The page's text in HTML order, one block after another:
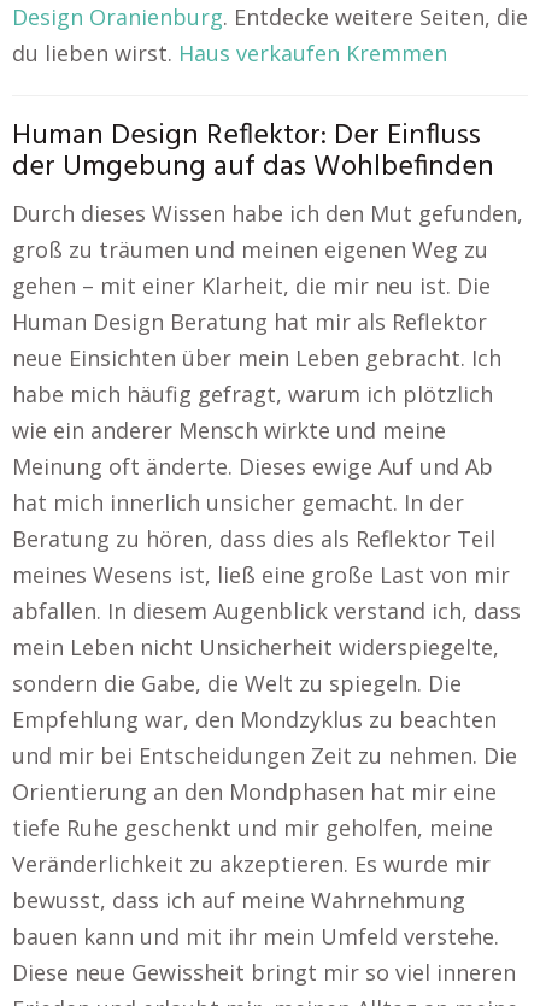
Design Oranienburg. Entdecke weitere Seiten, die
du lieben wirst. Haus verkaufen Kremmen
Human Design Reflektor: Der Einfluss
der Umgebung auf das Wohlbefinden
Durch dieses Wissen habe ich den Mut gefunden,
groß zu träumen und meinen eigenen Weg zu
gehen – mit einer Klarheit, die mir neu ist. Die
Human Design Beratung hat mir als Reflektor
neue Einsichten über mein Leben gebracht. Ich
habe mich häufig gefragt, warum ich plötzlich
wie ein anderer Mensch wirkte und meine
Meinung oft änderte. Dieses ewige Auf und Ab
hat mich innerlich unsicher gemacht. In der
Beratung zu hören, dass dies als Reflektor Teil
meines Wesens ist, ließ eine große Last von mir
abfallen. In diesem Augenblick verstand ich, dass
mein Leben nicht Unsicherheit widerspiegelte,
sondern die Gabe, die Welt zu spiegeln. Die
Empfehlung war, den Mondzyklus zu beachten
und mir bei Entscheidungen Zeit zu nehmen. Die
Orientierung an den Mondphasen hat mir eine
tiefe Ruhe geschenkt und mir geholfen, meine
Veränderlichkeit zu akzeptieren. Es wurde mir
bewusst, dass ich auf meine Wahrnehmung
bauen kann und mit ihr mein Umfeld verstehe.
Diese neue Gewissheit bringt mir so viel inneren